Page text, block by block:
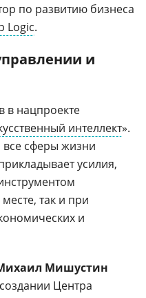
по развитию бизнеса
Logic.
и
в нацпроекте
интеллект».
все сферы жизни
усилия,
так и при
и
Мишустин
Центра